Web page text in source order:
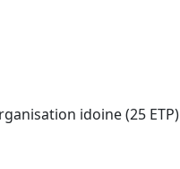
idoine (25 ETP)